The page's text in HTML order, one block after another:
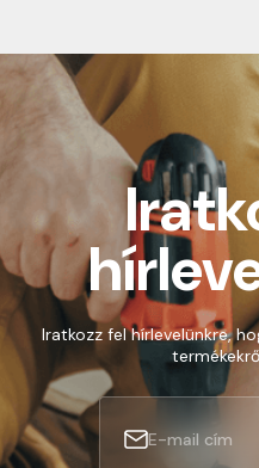
30.000 Ft felett
ingyenes szállítás.
értékhatártól
kerül felszámolásra.
Iratkozz fel hírlevelünkre,